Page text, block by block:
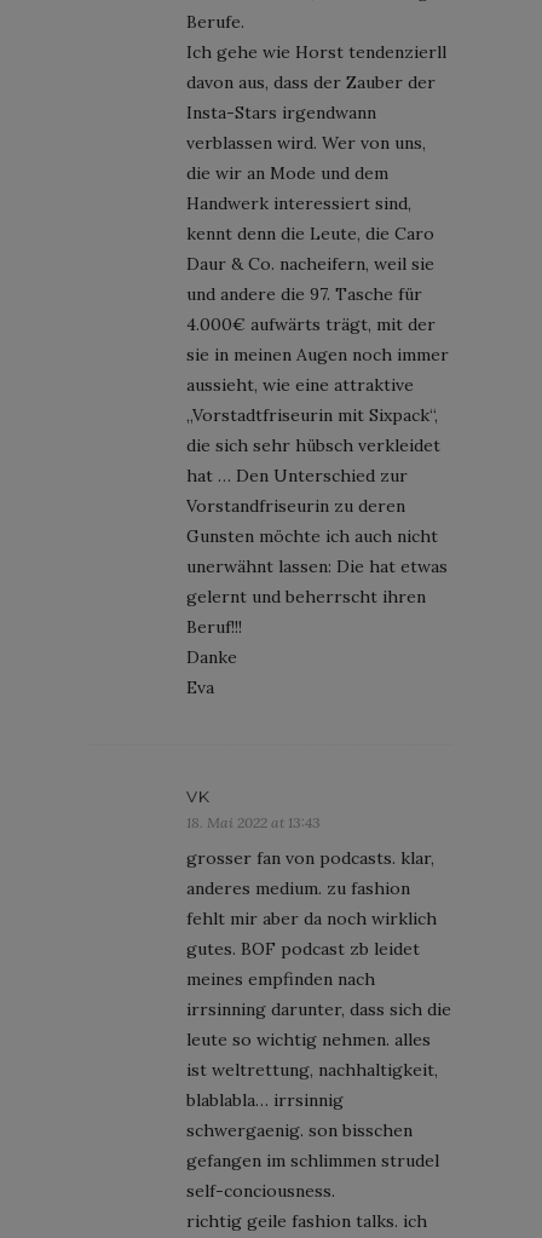
Berufe.
Ich gehe wie Horst tendenzierll
davon aus, dass der Zauber der
Insta-Stars irgendwann
verblassen wird. Wer von uns,
die wir an Mode und dem
Handwerk interessiert sind,
kennt denn die Leute, die Caro
Daur & Co. nacheifern, weil sie
und andere die 97. Tasche für
4.000€ aufwärts trägt, mit der
sie in meinen Augen noch immer
aussieht, wie eine attraktive
„Vorstadtfriseurin mit Sixpack“,
die sich sehr hübsch verkleidet
hat … Den Unterschied zur
Vorstandfriseurin zu deren
Gunsten möchte ich auch nicht
unerwähnt lassen: Die hat etwas
gelernt und beherrscht ihren
Beruf!!!
Danke
Eva
VK
18. Mai 2022 at 13:43
grosser fan von podcasts. klar,
anderes medium. zu fashion
fehlt mir aber da noch wirklich
gutes. BOF podcast zb leidet
meines empfinden nach
irrsinning darunter, dass sich die
leute so wichtig nehmen. alles
ist weltrettung, nachhaltigkeit,
blablabla… irrsinnig
schwergaenig. son bisschen
gefangen im schlimmen strudel
self-conciousness.
richtig geile fashion talks. ich